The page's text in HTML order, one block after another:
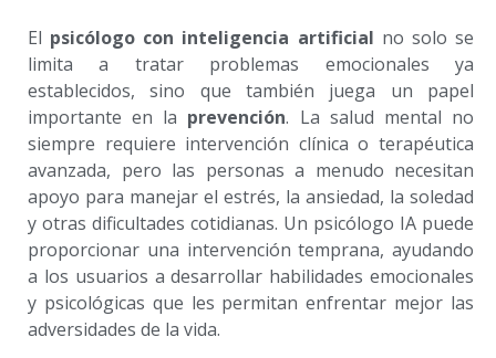
El psicólogo con inteligencia artificial no solo se
limita a tratar problemas emocionales ya
establecidos, sino que también juega un papel
importante en la prevención. La salud mental no
siempre requiere intervención clínica o terapéutica
avanzada, pero las personas a menudo necesitan
apoyo para manejar el estrés, la ansiedad, la soledad
y otras dificultades cotidianas. Un psicólogo IA puede
proporcionar una intervención temprana, ayudando
a los usuarios a desarrollar habilidades emocionales
y psicológicas que les permitan enfrentar mejor las
adversidades de la vida.